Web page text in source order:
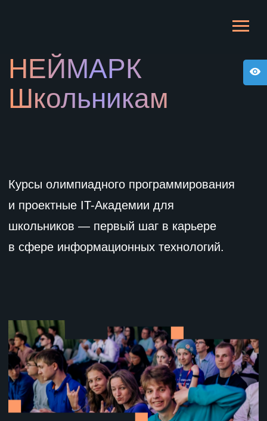
НЕЙМАРК
Школьникам